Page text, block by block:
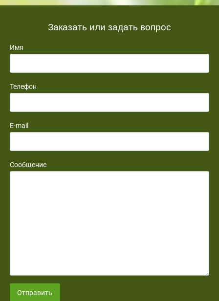
Заказать или задать вопрос
Имя
Телефон
E-mail
Сообщение
Отправить